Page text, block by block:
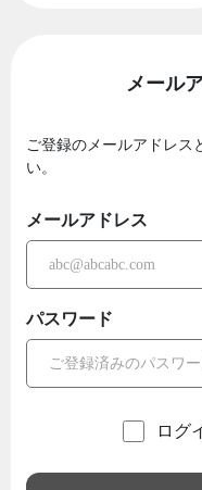
メール
ご登録のメールアドレス
い。
メールアドレス
パスワード
ログ